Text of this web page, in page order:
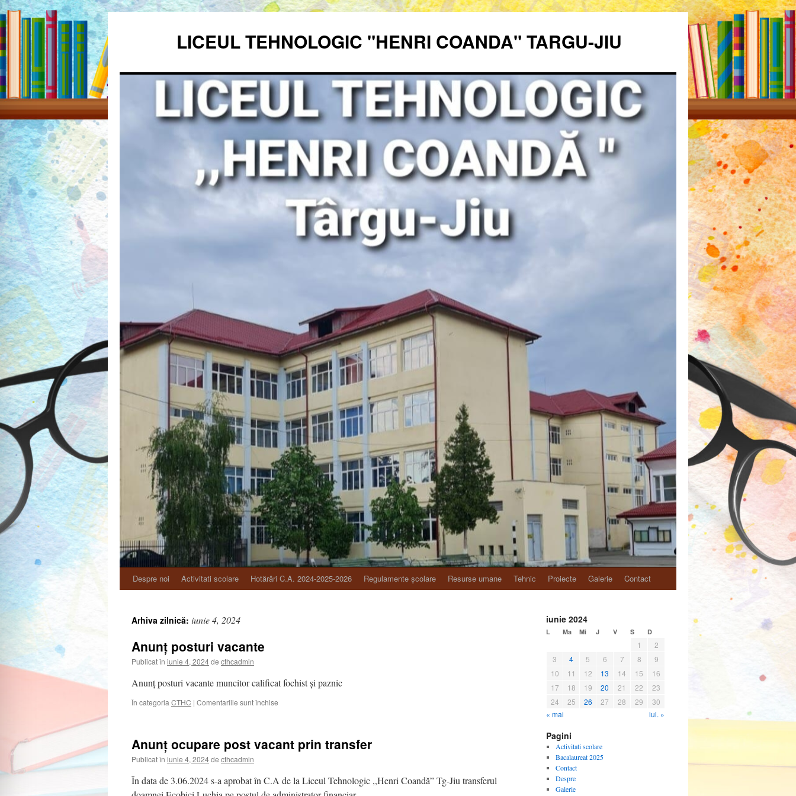
LICEUL TEHNOLOGIC "HENRI COANDA" TARGU-JIU
Despre noi Activitati scolare Hotărâri C.A. 2024-2025-2026 Regulamente școlare Resurse umane Tehnic Proiecte Galerie Contact
Arhiva zilnică: iunie 4, 2024
Anunț posturi vacante
Publicat în iunie 4, 2024de cthcadmin
Anunț posturi vacante muncitor calificat fochist și paznic
În categoria CTHC | Comentariile sunt închise
Anunț ocupare post vacant prin transfer
Publicat în iunie 4, 2024de cthcadmin
În data de 3.06.2024 s-a aprobat în C.A de la Liceul Tehnologic ,,Henri Coandă” Tg-Jiu transferul
iunie 2024
L Ma Mi J V S D
1
2
3
4 5 6 7 8
9
10
11 12 13 14 15
16
17
18 19 20 21 22
23
24
25 26 27 28 29
30
« mai
iul. »
Pagini
Activitati scolare
Bacalaureat 2025
Contact
Despre
Galerie